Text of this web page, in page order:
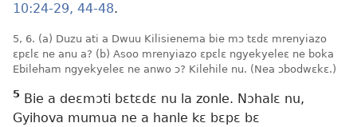
10:24-29, 44-48.
5, 6. (a) Duzu ati a Dwuu Kilisienema bie mɔ tɛdɛ mrenyiazo
ɛpɛlɛ ne anu a? (b) Asoo mrenyiazo ɛpɛlɛ ngyekyeleɛ ne boka
Ebileham ngyekyeleɛ ne anwo ɔ? Kilehile nu. (Nea ɔbodwɛkɛ.)
5 Bie a deɛmɔti bɛtɛdɛ nu la zonle. Nɔhalɛ nu,
Gyihova mumua ne a hanle kɛ bɛpɛ bɛ